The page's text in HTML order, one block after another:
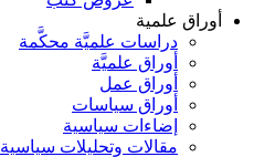
أوراق علمية
دراسات علميَّة محكَّمة
أوراق علميَّة
أوراق عمل
أوراق سياسات
إضاءات سياسية
مقالات وتحليلات سياسية